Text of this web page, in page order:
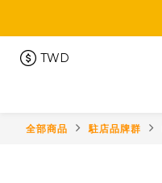
TWD
全部商品 駐店品牌群